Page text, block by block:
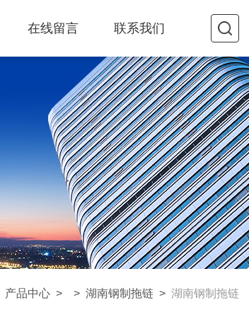
在线留言 联系我们
产品中心 > > 湖南钢制拖链 > 湖南钢制拖链